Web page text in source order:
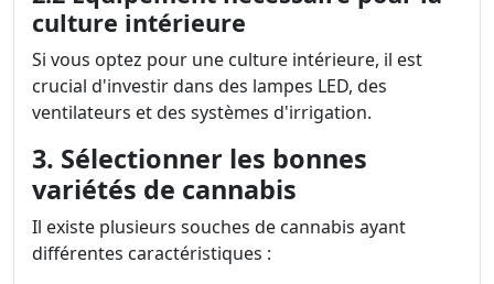
culture intérieure
Si vous optez pour une culture intérieure, il est
crucial d'investir dans des lampes LED, des
ventilateurs et des systèmes d'irrigation.
3. Sélectionner les bonnes
variétés de cannabis
Il existe plusieurs souches de cannabis ayant
différentes caractéristiques :